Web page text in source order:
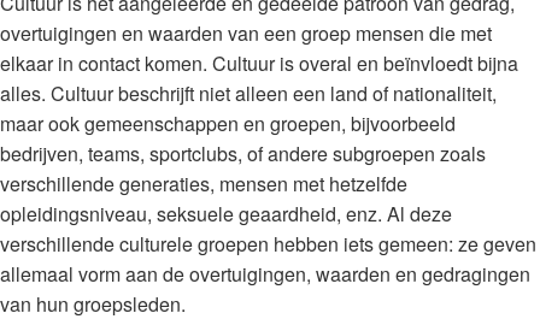
overtuigingen en waarden van een groep mensen die met
elkaar in contact komen. Cultuur is overal en beïnvloedt bijna
alles. Cultuur beschrijft niet alleen een land of nationaliteit,
maar ook gemeenschappen en groepen, bijvoorbeeld
bedrijven, teams, sportclubs, of andere subgroepen zoals
verschillende generaties, mensen met hetzelfde
opleidingsniveau, seksuele geaardheid, enz. Al deze
verschillende culturele groepen hebben iets gemeen: ze geven
allemaal vorm aan de overtuigingen, waarden en gedragingen
van hun groepsleden.